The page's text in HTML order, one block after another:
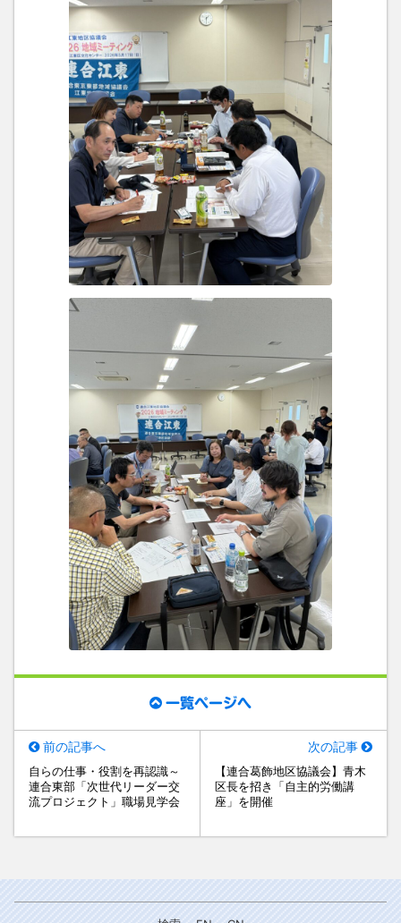
一覧ページへ
前の記事へ
自らの仕事・役割を再認識～
連合東部「次世代リーダー交
流プロジェクト」職場見学会
次の記事
【連合葛飾地区協議会】青木
区長を招き「自主的労働講
座」を開催